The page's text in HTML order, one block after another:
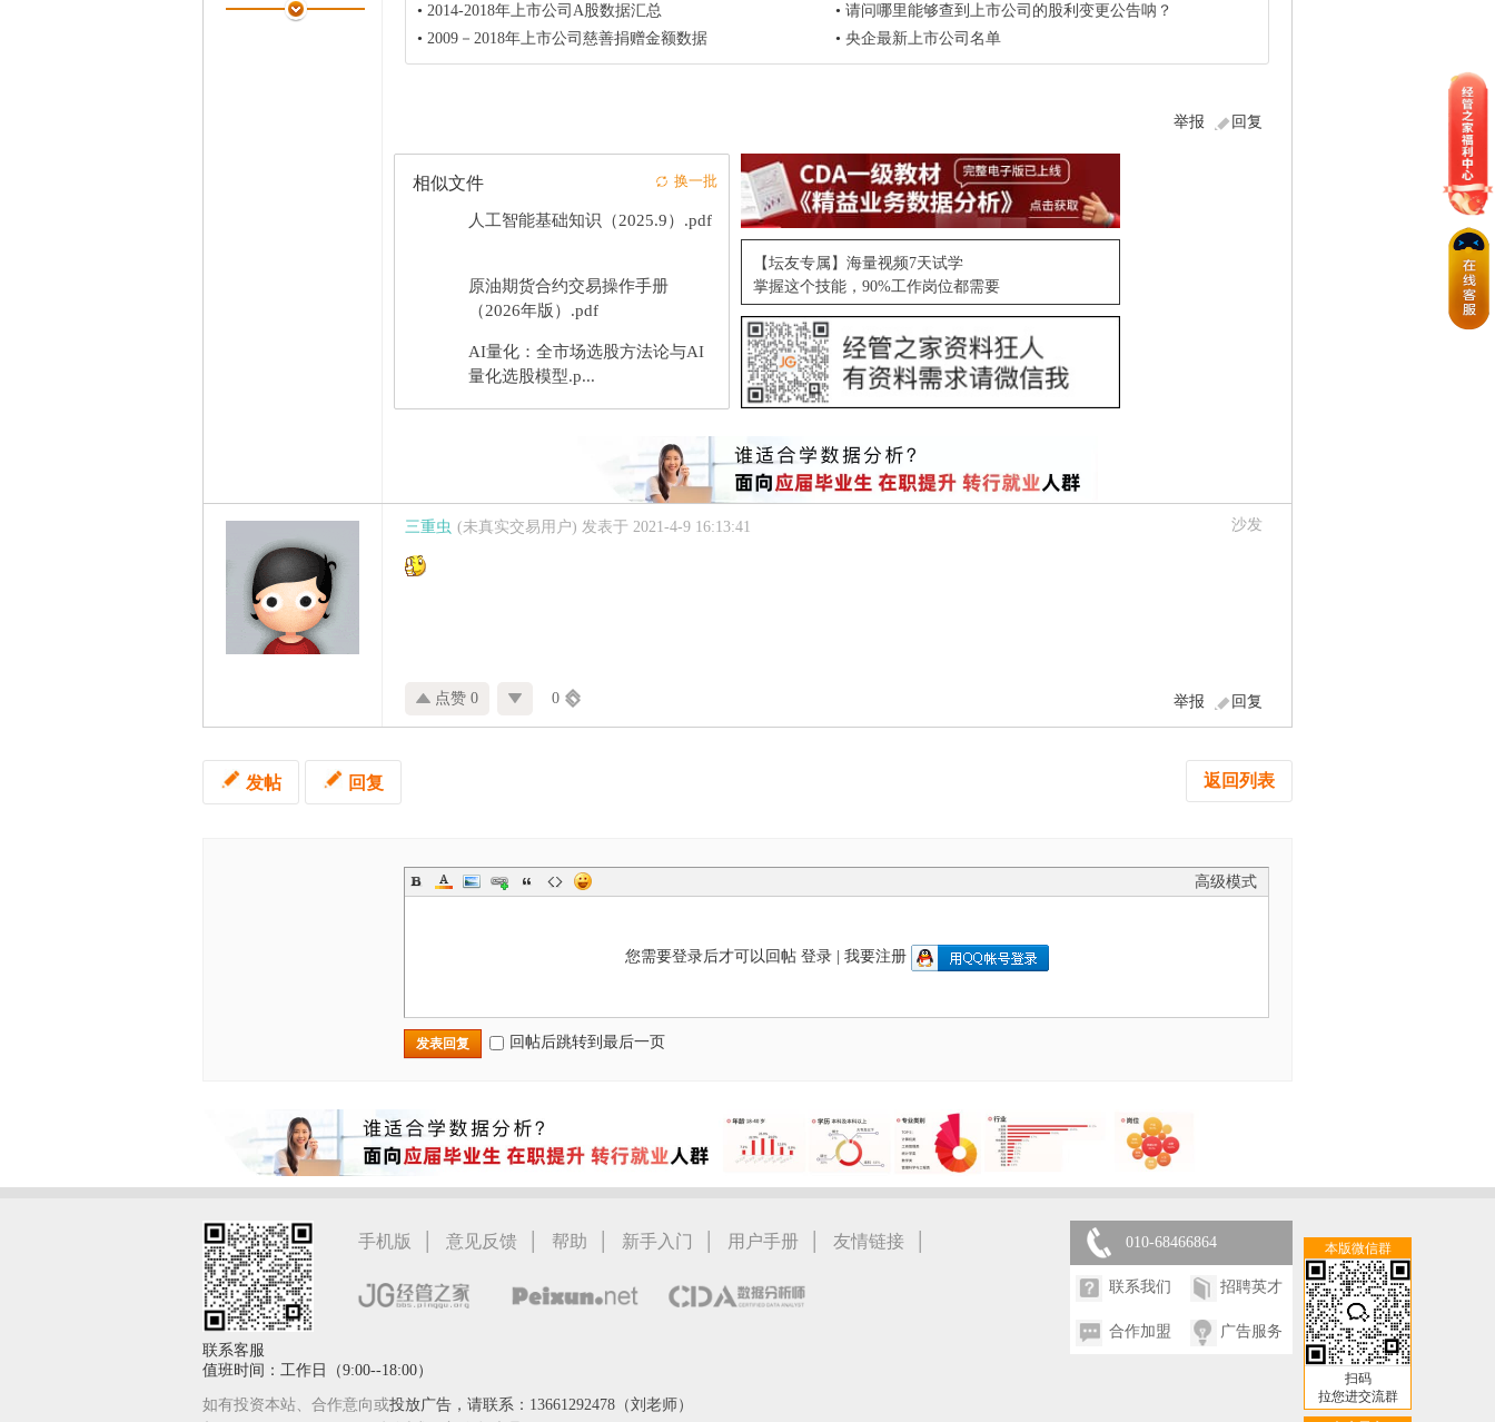
学术水平
24 点
• 2014-2018年上市公司A股数据汇总 • 请问哪里能够查到上市公司的股利变更公告呐？
• 2009－2018年上市公司慈善捐赠金额数据 • 央企最新上市公司名单
回复
举报
相似文件 换一批
人工智能基础知识（2025.9）.pdf
原油期货合约交易操作手册
（2026年版）.pdf
AI量化：全市场选股方法论与AI
量化选股模型.p...
【坛友专属】海量视频7天试学
掌握这个技能，90%工作岗位都需要
沙发
三重虫 (未真实交易用户) 发表于 2021-4-9 16:13:41
回复
举报
点赞 0 0
返回列表
发帖 回复
高级模式
您需要登录后才可以回帖 登录| 我要注册
发表回复 回帖后跳转到最后一页
本版微信群
扫码
拉您进交流群
手机版 | 意见反馈 | 帮助 | 新手入门 | 用户手册 | 友情链接 |
联系客服
值班时间：工作日（9:00--18:00）
如有投资本站、合作意向或投放广告，请联系：13661292478（刘老师）
010-68466864
联系我们 招聘英才
合作加盟 广告服务